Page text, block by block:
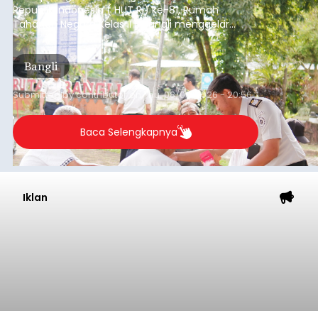
Republik Indonesia ( HUT RI) ke-81, Rumah
Tahanan Negara Kelas II B Bangli menggelar
kegiatan pemeriksaan kesehatan gratis, Rabu
(6/8/2026).
Bangli
Submitted bycontributor Thu, 08/06/2026 - 20:56
Baca Selengkapnya
Iklan